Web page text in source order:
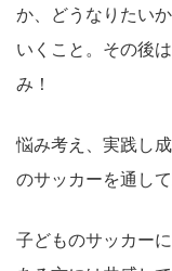
か、どうなりたい
いくこと。その後
み！
悩み考え、実践し
のサッカーを通し
子どものサッカー